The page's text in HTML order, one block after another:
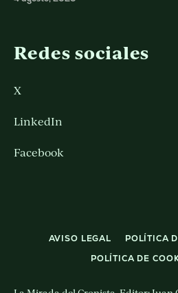
Redes sociales
X
LinkedIn
Facebook
AVISO LEGAL
POLÍTICA
POLÍTICA DE